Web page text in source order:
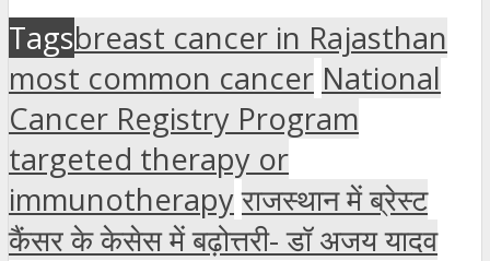
Tagsbreast cancer in Rajasthan
most common cancer National
Cancer Registry Program
targeted therapy or
immunotherapyराजस्थान में ब्रेस्ट
कैंसर के केसेस में बढ़ोत्तरी- डॉ अजय यादव